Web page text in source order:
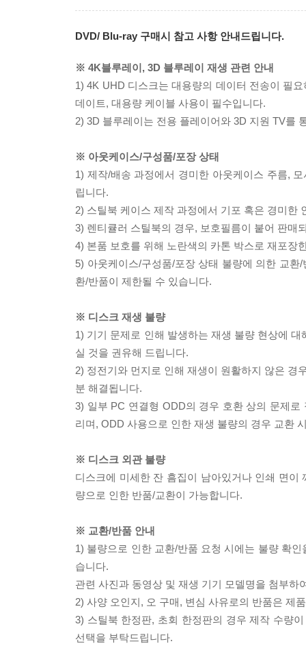
DVD/ Blu-ray 구매시 참고 사항 안내드립니다.
※ 4K블루레이, 3D 블루레이 재생 관련 안내
1) 4K UHD 디스크는 대용량의 데이터 전송이 필
데이트, 대용량 케이블 사용이 필수입니다.
2) 3D 블루레이는 전용 플레이어와 3D 지원 TV를
※ 아웃케이스/구성품/포장 상태
1) 제작/배송 과정에서 경미한 아웃케이스 주름,
립니다.
2) 스틸북 케이스 제작 과정에서 기포 혹은 경미한
3) 렌티큘러 스틸북의 경우, 보호필름이 붙어 판매
4) 본품 보호를 위해 노란색의 카톤 박스로 재포장
5) 아웃케이스/구성품/포장 상태 불량에 의한 교
환/반품이 제한될 수 있습니다.
※ 디스크 재생 불량
1) 기기 문제로 인해 발생하는 재생 불량 현상에
실 것을 권유해 드립니다.
2) 정전기와 먼지로 인해 재생이 원활하지 않은 경
분 해결됩니다.
3) 일부 PC 연결형 ODD의 경우 호환 상의 문제
리며, ODD 사용으로 인한 재생 불량의 경우 교환
※ 디스크 외관 불량
디스크에 미세한 잔 흠집이 남아있거나 인쇄 면
량으로 인한 반품/교환이 가능합니다.
※ 교환/반품 안내
1) 불량으로 인한 교환/반품 요청 시에는 불량 확
습니다.
관련 사진과 동영상 및 재생 기기 모델명을 첨부하
2) 사양 오인지, 오 구매, 변심 사유로의 반품은 제
3) 스틸북 한정판, 초회 한정판의 경우 제작 수량
선택을 부탁드립니다.